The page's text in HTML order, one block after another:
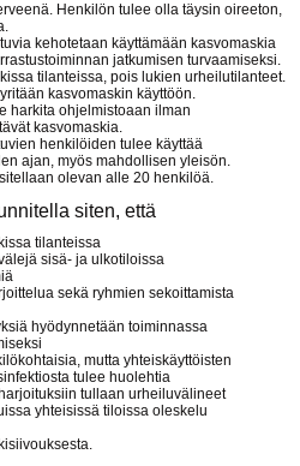
Henkilön tulee olla täysin oireeton,
kehotetaan käyttämään kasvomaskia
jatkumisen turvaamiseksi.
tilanteissa, pois lukien urheilutilanteet.
kasvomaskin käyttöön.
harkita ohjelmistoaan ilman
kasvomaskia.
henkilöiden tulee käyttää
ajan, myös mahdollisen yleisön.
olevan alle 20 henkilöä.
siten, että
tilanteissa
sisä- ja ulkotiloissa
sekä ryhmien sekoittamista
hyödynnetään toiminnassa
mutta yhteiskäyttöisten
tulee huolehtia
tullaan urheiluvälineet
yhteisissä tiloissa oleskelu